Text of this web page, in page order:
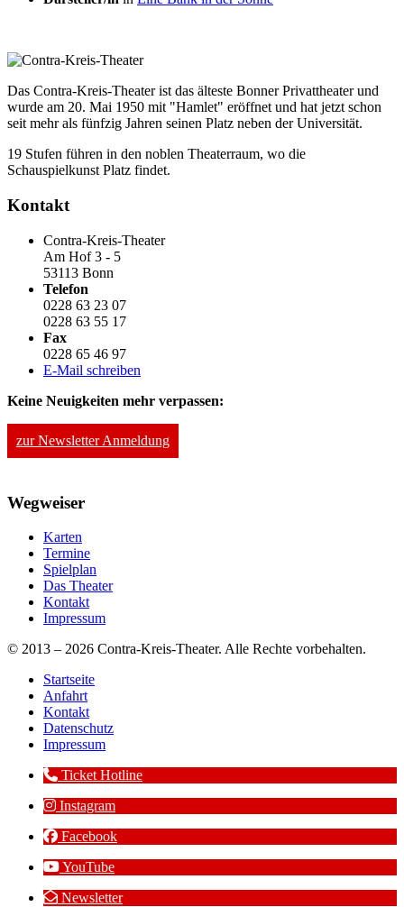
Das Contra-Kreis-Theater ist das älteste Bonner Privattheater und
wurde am 20. Mai 1950 mit "Hamlet" eröffnet und hat jetzt schon
seit mehr als fünfzig Jahren seinen Platz neben der Universität.
19 Stufen führen in den noblen Theaterraum, wo die
Schauspielkunst Platz findet.
Kontakt
Contra-Kreis-Theater
Am Hof 3 - 5
53113 Bonn
Telefon
0228 63 23 07
0228 63 55 17
Fax
0228 65 46 97
E-Mail schreiben
Keine Neuigkeiten mehr verpassen:
zur Newsletter Anmeldung
Wegweiser
Karten
Termine
Spielplan
Das Theater
Kontakt
Impressum
© 2013 – 2026 Contra-Kreis-Theater. Alle Rechte vorbehalten.
Startseite
Anfahrt
Kontakt
Datenschutz
Impressum
Ticket Hotline
Instagram
Facebook
YouTube
Newsletter